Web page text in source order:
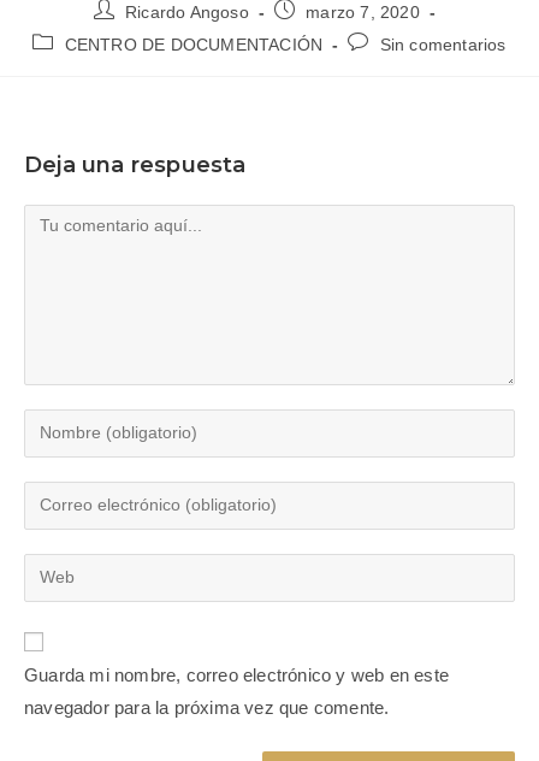
Ricardo Angoso
marzo 7, 2020
CENTRO DE DOCUMENTACIÓN
Sin comentarios
Deja una respuesta
Guarda mi nombre, correo electrónico y web en este
navegador para la próxima vez que comente.